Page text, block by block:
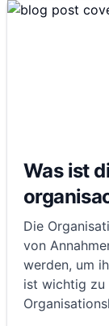
Was ist
Die
von
werden, um
ist wichtig zu